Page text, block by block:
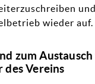
wieder auf.
zum
Vereins